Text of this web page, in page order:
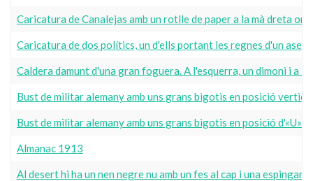
Caricatura de Canalejas amb un rotlle de paper a la mà dreta
Caricatura de dos polítics, un d'ells portant les regnes d'un ase
Caldera damunt d'una gran foguera. A l'esquerra, un dimoni i a
Bust de militar alemany amb uns grans bigotis en posició
Bust de militar alemany amb uns grans bigotis en posició d'«U»
Almanac 1913
Al desert hi ha un nen negre nu amb un fes al cap i una